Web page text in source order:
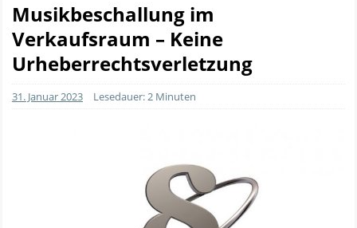
Musikbeschallung im
Verkaufsraum – Keine
Urheberrechtsverletzung
31. Januar 2023 Lesedauer: 2 Minuten